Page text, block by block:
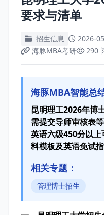
要求与清单
招生信息 2026-
海豚MBA考研
290
海豚MBA智能总
昆明理工2026年博
需提交导师审核表
英语六级450分以
料模板及英语免试
相关专题：
管理博士招生